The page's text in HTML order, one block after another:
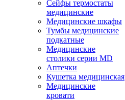
Сейфы термостаты
медицинские
Медицинские шкафы
Тумбы медицинские
подкатные
Медицинские
столики серии MD
Аптечки
Кушетка медицинская
Медицинские
кровати